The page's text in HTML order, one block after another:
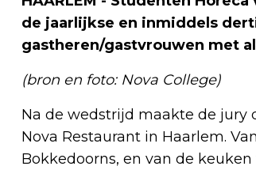
de jaarlijkse en inmiddels
gastheren/gastvrouwen met
(bron en foto: Nova College)
Na de wedstrijd maakte de
Nova Restaurant in Haarlem.
Bokkedoorns, en van de